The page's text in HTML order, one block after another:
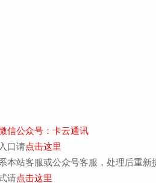
信公众号：卡云通讯
口请点击这里
本站客服或公众号客服，处理后重新
请点击这里